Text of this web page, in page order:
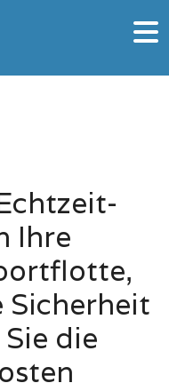
Ihre
Sicherheit
die